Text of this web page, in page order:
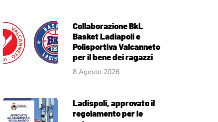
Collaborazione BkL
Basket Ladiapoli e
Polisportiva Valcanneto
per il bene dei ragazzi
8 Agosto 2026
Ladispoli, approvato il
regolamento per le